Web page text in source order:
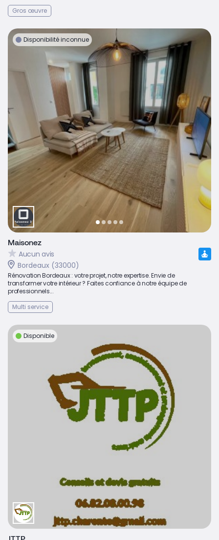
Gros œuvre
Disponibilité inconnue
Maisonez
Aucun avis
Bordeaux (33000)
Rénovation Bordeaux : votre projet, notre expertise. Envie de
transformer votre intérieur ? Faites confiance à notre équipe de
professionnels...
Multi service
Disponible